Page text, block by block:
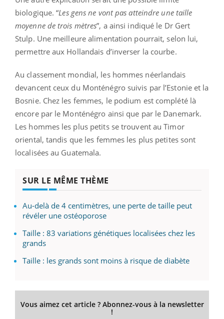
biologique. “Les gens ne vont pas atteindre une taille
moyenne de trois mètres”, a ainsi indiqué le Dr Gert
Stulp. Une meilleure alimentation pourrait, selon lui,
permettre aux Hollandais d’inverser la courbe.
Au classement mondial, les hommes néerlandais
devancent ceux du Monténégro suivis par l’Estonie et la
Bosnie. Chez les femmes, le podium est complété là
encore par le Monténégro ainsi que par le Danemark.
Les hommes les plus petits se trouvent au Timor
oriental, tandis que les femmes les plus petites sont
localisées au Guatemala.
SUR LE MÊME THÈME
Au-delà de 4 centimètres, une perte de taille peut
révéler une ostéoporose
Taille : 83 variations génétiques localisées chez les
grands
Taille : les grands sont moins à risque de diabète
Vous aimez cet article ? Abonnez-vous à la newsletter
!